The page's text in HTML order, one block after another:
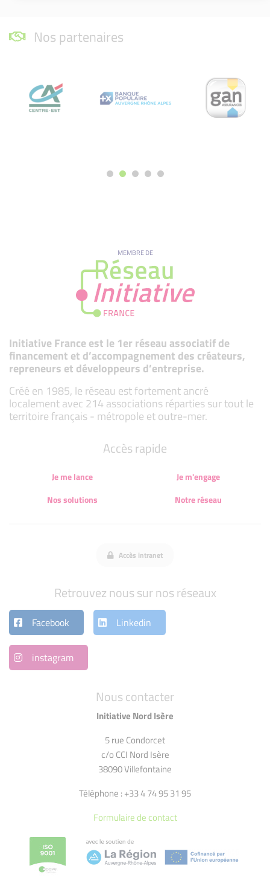
Nos partenaires
MEMBRE DE
Initiative France est le 1er réseau associatif de
financement et d’accompagnement des créateurs,
repreneurs et développeurs d’entreprise.
Créé en 1985, le réseau est fortement ancré
localement avec 214 associations réparties sur tout le
territoire français - métropole et outre-mer.
Nous contacter
Initiative Nord Isère
5 rue Condorcet
c/o CCI Nord Isère
38090 Villefontaine
Téléphone : +33 4 74 95 31 95
Formulaire de contact
Accès rapide
Je me lance
Je m'engage
Nos solutions
Notre réseau
Accès intranet
Retrouvez nous sur nos réseaux
Facebook Linkedin
instagram